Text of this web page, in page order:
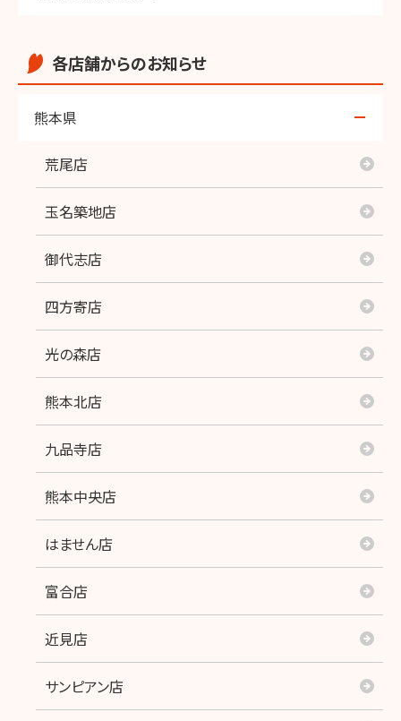
各店舗からのお知らせ
熊本県
荒尾店
玉名築地店
御代志店
四方寄店
光の森店
熊本北店
九品寺店
熊本中央店
はません店
富合店
近見店
サンピアン店